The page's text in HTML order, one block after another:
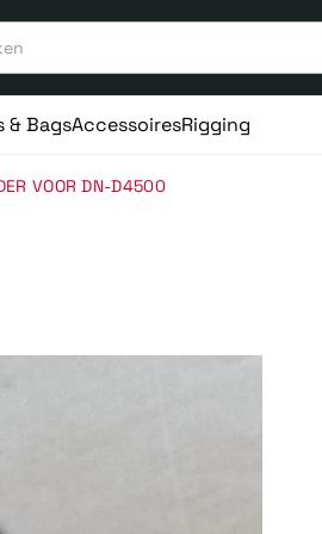
& BagsAccessoiresRigging
VOOR DN-D4500